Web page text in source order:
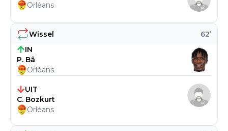
Wissel 62’
IN
P. Bâ
Orléans
UIT
C. Bozkurt
Orléans
Orléans